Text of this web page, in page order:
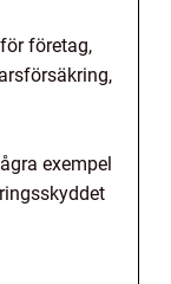
företag,
exempel